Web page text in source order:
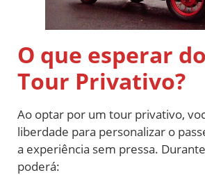
O que esperar
Tour Privativo?
Ao optar por um tour privativo,
liberdade para personalizar o
a experiência sem pressa.
poderá: